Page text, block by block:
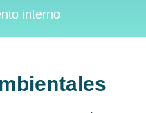
interno